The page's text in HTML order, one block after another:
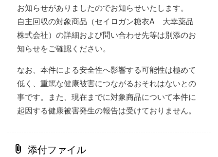
お知らせがありましたのでお知らせいたします。
自主回収の対象商品（セイロガン糖衣A 大幸薬品
株式会社）の詳細および問い合わせ先等は別添のお
知らせをご確認ください。
なお、本件による安全性へ影響する可能性は極めて
低く、重篤な健康被害につながるおそれはないとの
事です。また、現在までに対象商品について本件に
起因する健康被害発生の報告は受けておりません。
添付ファイル